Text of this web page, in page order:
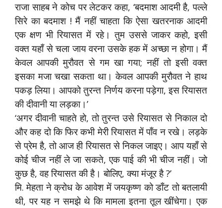
राजा साहब ने कोच पर लेटकर कहा, ‘बदमाश आदमी है, पल्ले
सिरे का बदमाश ! मैं नहीं चाहता कि ऐसा खतरनाक आदमी
एक क्षण भी रियासत में रहे। तुम उससे जाकर कहो, इसी
वक्त यहाँ से चला जाय वरना उसके हक में अच्छा न होगा। मैं
केवल आपकी मुरौवत से गम खा गया; नहीं तो इसी वक्त
इसका मजा चखा सकता था। केवल आपकी मुरौवत ने हाथ
पकड़ लिया। आपको तुरन्त निर्णय करना पड़ेगा, इस रियासत
की दीवानी या लड़का।’
‘अगर दीवानी चाहते हो, तो तुरन्त उसे रियासत से निकाल दो
और कह दो कि फिर कभी मेरी रियासत में पाँव न रखे। लड़के
से प्रेम है, तो आज ही रियासत से निकल जाइए। आप यहाँ से
कोई चीज नहीं ले जा सकते, एक पाई की भी चीज नहीं। जो
कुछ है, वह रियासत की है। बोलिए, क्या मंजूर है ?’
मि. मेहता ने क्रोध के आवेश में जयकृष्ण को डाँट तो बतलायी
थी, पर यह न समझे थे कि मामला इतना तूल खींचेगा। एक